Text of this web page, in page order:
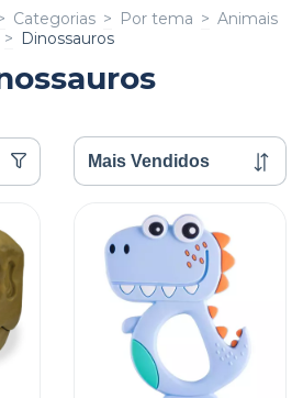
Categorias > Por tema > Animais
> Dinossauros